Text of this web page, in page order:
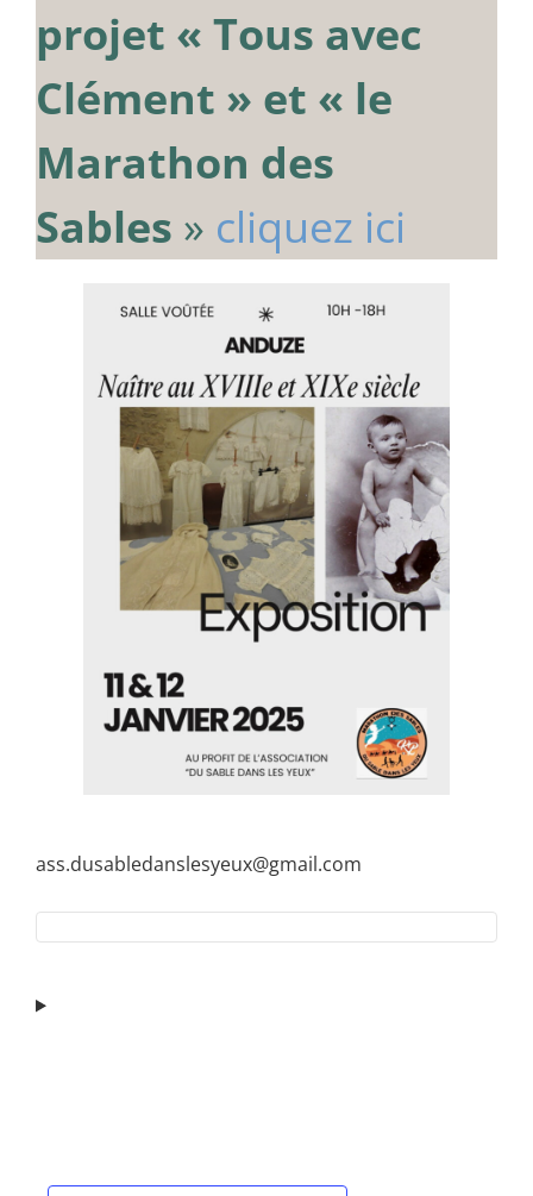
projet « Tous avec
Clément » et « le
Marathon des
Sables » cliquez ici
ass.dusabledanslesyeux@gmail.com